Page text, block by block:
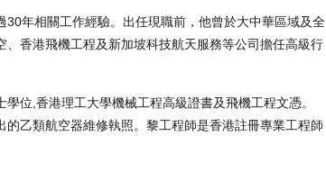
年相關工作經驗。出任現職前，他曾於大中華區域及全
香港飛機工程及新加坡科技航天服務等公司擔任高級行
位,香港理工大學機械工程高級證書及飛機工程文憑。
乙類航空器維修執照。黎工程師是香港註冊專業工程師